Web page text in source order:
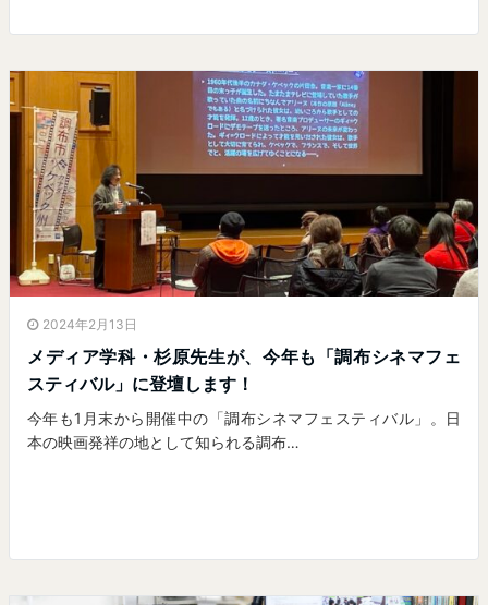
2024年2月13日
メディア学科・杉原先生が、今年も「調布シネマフェ
スティバル」に登壇します！
今年も1月末から開催中の「調布シネマフェスティバル」。日
本の映画発祥の地として知られる調布…